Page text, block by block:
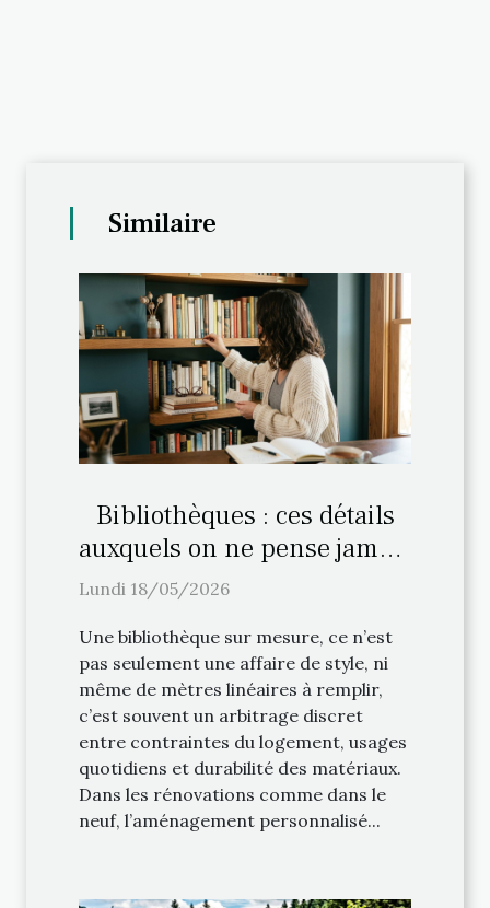
Similaire
Bibliothèques : ces détails
auxquels on ne pense jamais
lors de l’aménagement
Lundi 18/05/2026
Une bibliothèque sur mesure, ce n’est
pas seulement une affaire de style, ni
même de mètres linéaires à remplir,
c’est souvent un arbitrage discret
entre contraintes du logement, usages
quotidiens et durabilité des matériaux.
Dans les rénovations comme dans le
neuf, l’aménagement personnalisé...